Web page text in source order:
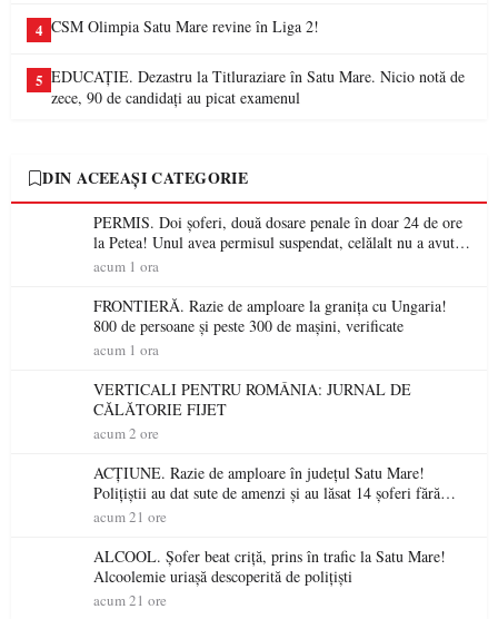
4 CSM Olimpia Satu Mare revine în Liga 2!
5 EDUCAȚIE. Dezastru la Titluraziare în Satu Mare. Nicio notă de
zece, 90 de candidați au picat examenul
DIN ACEEAȘI CATEGORIE
PERMIS. Doi șoferi, două dosare penale în doar 24 de ore
la Petea! Unul avea permisul suspendat, celălalt nu a avut
niciodată permis
acum 1 ora
FRONTIERĂ. Razie de amploare la granița cu Ungaria!
800 de persoane și peste 300 de mașini, verificate
acum 1 ora
VERTICALI PENTRU ROMÂNIA: JURNAL DE
CĂLĂTORIE FIJET
acum 2 ore
ACȚIUNE. Razie de amploare în județul Satu Mare!
Polițiștii au dat sute de amenzi și au lăsat 14 șoferi fără
permis într-o singură zi
acum 21 ore
ALCOOL. Șofer beat criță, prins în trafic la Satu Mare!
Alcoolemie uriașă descoperită de polițiști
acum 21 ore